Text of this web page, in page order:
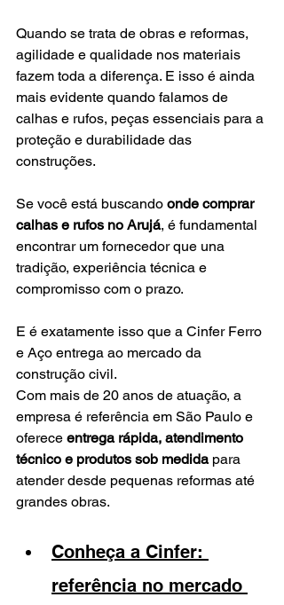
Quando se trata de obras e reformas,
agilidade e qualidade nos materiais
fazem toda a diferença. E isso é ainda
mais evidente quando falamos de
calhas e rufos, peças essenciais para a
proteção e durabilidade das
construções.
Se você está buscando onde comprar
calhas e rufos no Arujá, é fundamental
encontrar um fornecedor que una
tradição, experiência técnica e
compromisso com o prazo.
E é exatamente isso que a Cinfer Ferro
e Aço entrega ao mercado da
construção civil.
Com mais de 20 anos de atuação, a
empresa é referência em São Paulo e
oferece entrega rápida, atendimento
técnico e produtos sob medida para
atender desde pequenas reformas até
grandes obras.
Conheça a Cinfer:
referência no mercado